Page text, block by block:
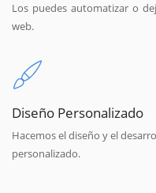
Los puedes automatizar o
web.
Diseño Personalizado
Hacemos el diseño y el
personalizado.